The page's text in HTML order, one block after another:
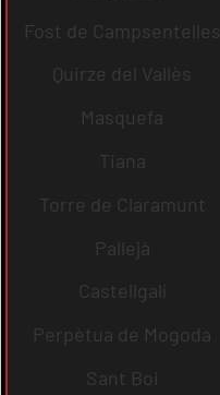
Fost de Campsentelles
Quirze del Vallès
Masquefa
Tiana
Torre de Claramunt
Pallejà
Castellgalí
Perpètua de Mogoda
Sant Boi